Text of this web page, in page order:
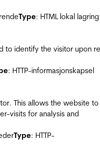
Type: HTML lokal lagring
to identify the visitor upon
: HTTP-informasjonskapsel
This allows the website to
visits for analysis and
Type: HTTP-